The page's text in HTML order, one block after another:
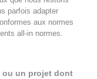
parfois adapter
aux normes
all-in normes.
ou un projet dont